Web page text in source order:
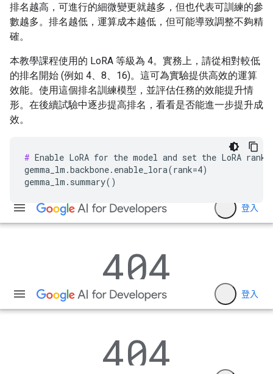
排名越高，可進行的細微變更就越多，但也代表可訓練的參
數越多。排名越低，運算成本越低，但可能導致調整不夠精
確。
本教學課程使用的 LoRA 等級為 4。實務上，請從相對較低
的排名開始 (例如 4、8、16)。這可為實驗提供高效的運算
效能。使用這個排名訓練模型，並評估任務的效能提升情
形。在後續試驗中逐步提高排名，看看是否能進一步提升成
效。
# Enable LoRA for the model and set the LoRA
gemma_lm.backbone.enable_lora(rank=4)